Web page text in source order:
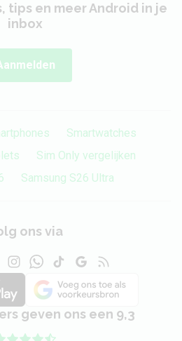
tips en meer Android in je
inbox
Smartwatches
Sim Only vergelijken
Samsung S26 Ultra
ons via
geven ons een 9,3